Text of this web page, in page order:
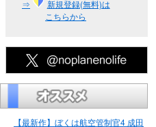
⇒
新規登録(無料)は
こちらから
【最新作】ぼくは航空管制官4 成田